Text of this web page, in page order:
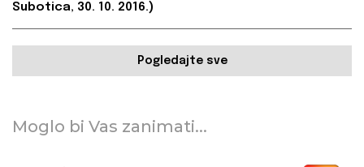
Subotica, 30. 10. 2016.)
Pogledajte sve
Moglo bi Vas zanimati...